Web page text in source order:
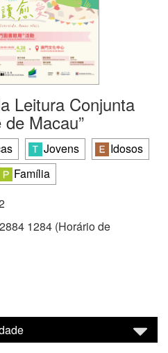
Leitura Conjunta
Macau”
Jovens
Idosos
Família
1284 (Horário de